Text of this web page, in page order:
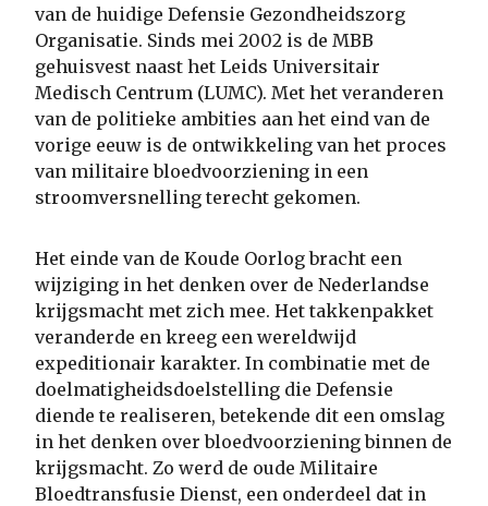
van de huidige Defensie Gezondheidszorg
Organisatie. Sinds mei 2002 is de MBB
gehuisvest naast het Leids Universitair
Medisch Centrum (LUMC). Met het veranderen
van de politieke ambities aan het eind van de
vorige eeuw is de ontwikkeling van het proces
van militaire bloedvoorziening in een
stroomversnelling terecht gekomen.
Het einde van de Koude Oorlog bracht een
wijziging in het denken over de Nederlandse
krijgsmacht met zich mee. Het takkenpakket
veranderde en kreeg een wereldwijd
expeditionair karakter. In combinatie met de
doelmatigheidsdoelstelling die Defensie
diende te realiseren, betekende dit een omslag
in het denken over bloedvoorziening binnen de
krijgsmacht. Zo werd de oude Militaire
Bloedtransfusie Dienst, een onderdeel dat in